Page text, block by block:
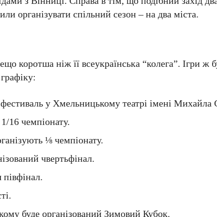
організувати спільний сезон – на два міста.
коротша ніж її всеукраїнська “колега”. Ігри ж
у Хмельницькому театрі імені Михайла
16 чемпіонату.
⅛ чемпіонату.
чвертьфінал.
буде організований Зимовий Кубок.